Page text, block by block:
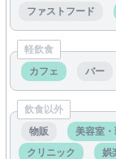
ファストフード
軽飲食
カフェ
バー
飲食以外
物販
美容室
クリニック
娯